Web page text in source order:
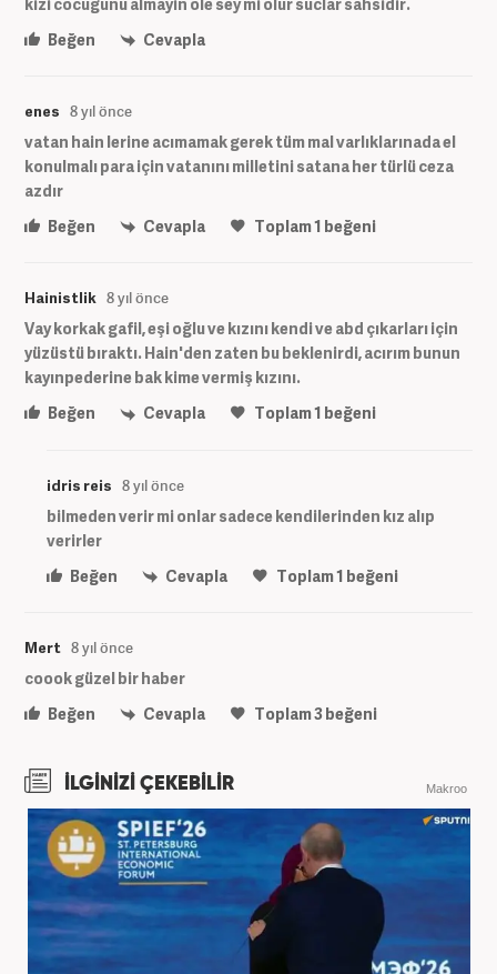
Beğen
Cevapla
enes 8 yıl önce
vatan hain lerine acımamak gerek tüm mal varlıklarınada el
konulmalı para için vatanını milletini satana her türlü ceza
azdır
Beğen
Cevapla Toplam1 beğeni
Hainistlik 8 yıl önce
Vay korkak gafil, eşi oğlu ve kızını kendi ve abd çıkarları için
yüzüstü bıraktı. Hain'den zaten bu beklenirdi, acırım bunun
kayınpederine bak kime vermiş kızını.
Beğen
Cevapla Toplam1 beğeni
idris reis 8 yıl önce
bilmeden verir mi onlar sadece kendilerinden kız alıp
verirler
Beğen
Cevapla Toplam1 beğeni
Mert 8 yıl önce
coook güzel bir haber
Beğen
Cevapla Toplam3beğeni
İLGİNİZİ ÇEKEBİLİR Makroo